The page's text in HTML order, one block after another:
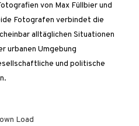
von Max Füllbier und
Fotografen verbindet die
alltäglichen Situationen
urbanen Umgebung
und politische
Load